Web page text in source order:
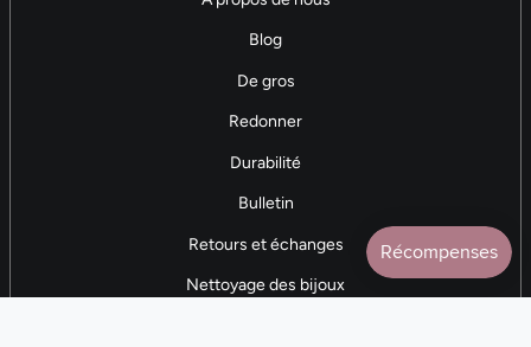
Blog
De gros
Redonner
Durabilité
Bulletin
Retours et échanges
Nettoyage des bijoux